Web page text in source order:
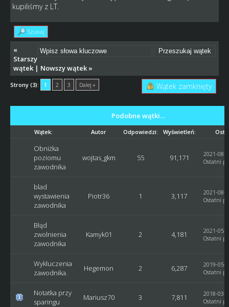
kupiliśmy z LT.
Szukaj
«
Starszy
wątek| Nowszy wątek»
Strony (3): 1 2 3 Dalej » Wątek zamknięty
Podobne wątki…
Wątek: Autor Odpowiedzi: Wyświetleń:
Obniżka
poziomu
zawodnika
wojtas_gkm 55 91,171
2021-08-
Ostatni
blad
wystawienia
zawodnika
Piotr36 1 3,117
2021-08-
Ostatni
Błąd
zwolnienia
zawodnika
Kamyk01 2 4,181
2021-05-
Ostatni
Wykluczenia
zawodnika.
Hegemon 2 6,287
2019-05-
Ostatni
Notatka przy
sparingu
Mariusz70 3 7,811
2018-03-
Ostatni